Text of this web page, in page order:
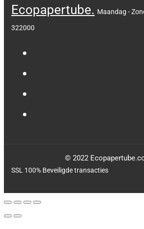
Ecopapertube. Maandag -
322000
© 2022
SSL 100% Beveiligde transacties